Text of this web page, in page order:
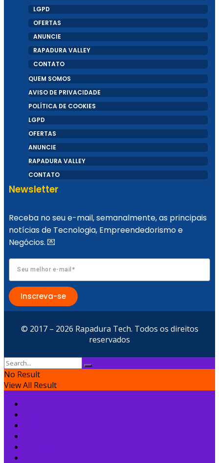
LGPD
OFERTAS
ANUNCIE
RAPADURA VALLEY
CONTATO
QUEM SOMOS
AVISO DE PRIVACIDADE
POLÍTICA DE COOKIES
LGPD
OFERTAS
ANUNCIE
RAPADURA VALLEY
CONTATO
Newsletter
Receba no seu e-mail, semanalmente, as principais
notícias de Tecnologia, Empreendedorismo e
Negócios. 💌
Inscreva-se
© 2017 – 2026 Rapadura Tech. Todos os direitos
reservados
No Result
View All Result